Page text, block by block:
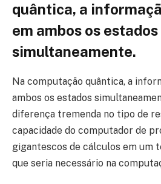
quântica, a
em ambos os estados
simultaneamente.
Na computação quântica, a
ambos os estados
diferença tremenda no tipo de
capacidade do computador de
gigantescos de cálculos em um
que seria necessário na